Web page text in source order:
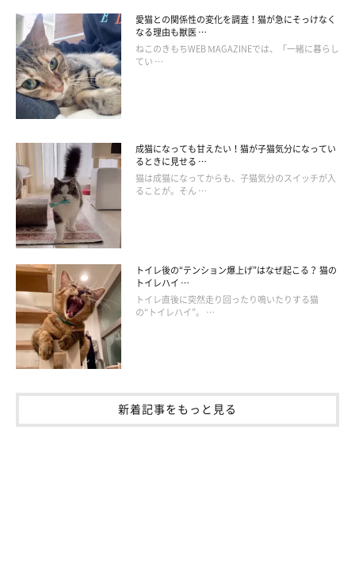
第2位「お手入れ」
まいにちのいぬ・ねこのきもちアプリ
愛猫との関係性の変化を調査！猫が急にそっけなく
なる理由も獣医 …
ねこのきもちWEB MAGAZINEでは、「一緒に暮らし
てい …
成猫になっても甘えたい！猫が子猫気分になってい
るときに見せる …
猫は成猫になってからも、子猫気分のスイッチが入
ることが。そん …
トイレ後の“テンション爆上げ”はなぜ起こる？ 猫の
トイレハイ …
トイレ直後に突然走り回ったり鳴いたりする猫
の“トイレハイ”。 …
新着記事をもっと見る